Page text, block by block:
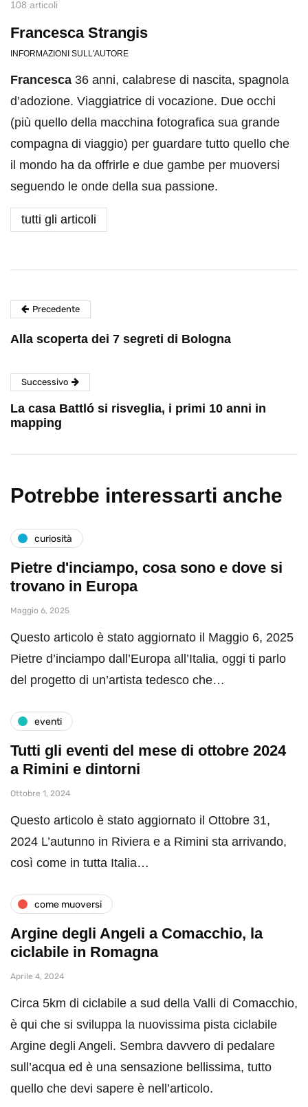
108 articoli
Francesca Strangis
INFORMAZIONI SULL'AUTORE
Francesca 36 anni, calabrese di nascita, spagnola
d’adozione. Viaggiatrice di vocazione. Due occhi
(più quello della macchina fotografica sua grande
compagna di viaggio) per guardare tutto quello che
il mondo ha da offrirle e due gambe per muoversi
seguendo le onde della sua passione.
tutti gli articoli
Precedente
Alla scoperta dei 7 segreti di Bologna
Successivo
La casa Battló si risveglia, i primi 10 anni in
mapping
Potrebbe interessarti anche
curiosità
Pietre d'inciampo, cosa sono e dove si
trovano in Europa
Maggio 6, 2025
Questo articolo è stato aggiornato il Maggio 6, 2025
Pietre d’inciampo dall’Europa all’Italia, oggi ti parlo
del progetto di un’artista tedesco che…
eventi
Tutti gli eventi del mese di ottobre 2024
a Rimini e dintorni
Ottobre 1, 2024
Questo articolo è stato aggiornato il Ottobre 31,
2024 L’autunno in Riviera e a Rimini sta arrivando,
così come in tutta Italia…
come muoversi
Argine degli Angeli a Comacchio, la
ciclabile in Romagna
Aprile 4, 2024
Circa 5km di ciclabile a sud della Valli di Comacchio,
è qui che si sviluppa la nuovissima pista ciclabile
Argine degli Angeli. Sembra davvero di pedalare
sull’acqua ed è una sensazione bellissima, tutto
quello che devi sapere è nell’articolo.